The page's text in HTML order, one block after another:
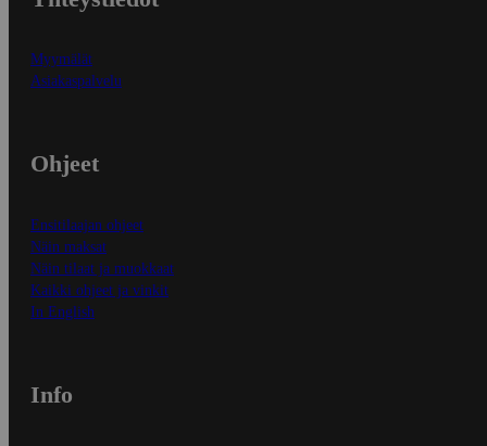
Myymälät
Asiakaspalvelu
Ohjeet
Ensitilaajan ohjeet
Näin maksat
Näin tilaat ja muokkaat
Kaikki ohjeet ja vinkit
In English
Info